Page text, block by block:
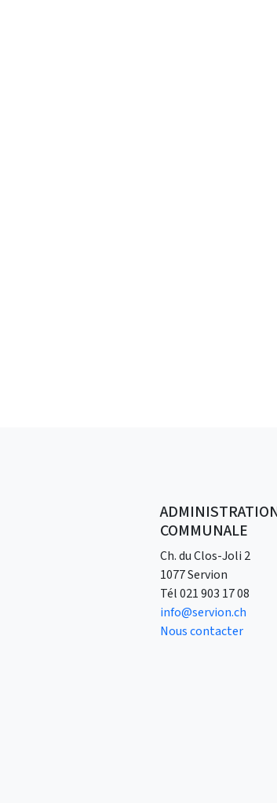
COMMUNALE
Ch. du Clos-Joli 2
1077 Servion
Tél021 903 17 08
info@servion.ch
Nous contacter